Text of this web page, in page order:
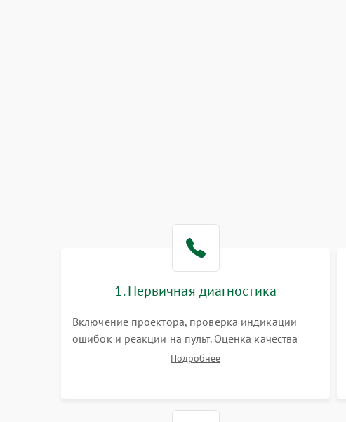
1. Первичная диагностика
Включение проектора, проверка индикации
ошибок и реакции на пульт. Оценка качества
проекции, яркости лампы, наличия артефактов
Подробнее